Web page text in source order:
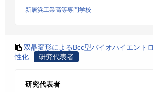
新居浜工業高等専門学校
双晶変形によるBcc型バイオハイエント
性化
研究代表者
研究代表者